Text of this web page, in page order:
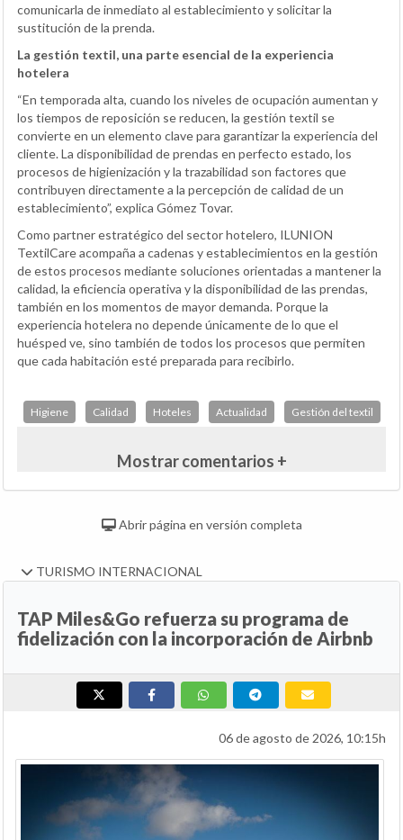
comunicarla de inmediato al establecimiento y solicitar la
sustitución de la prenda.
La gestión textil, una parte esencial de la experiencia
hotelera
“En temporada alta, cuando los niveles de ocupación aumentan y
los tiempos de reposición se reducen, la gestión textil se
convierte en un elemento clave para garantizar la experiencia del
cliente. La disponibilidad de prendas en perfecto estado, los
procesos de higienización y la trazabilidad son factores que
contribuyen directamente a la percepción de calidad de un
establecimiento”, explica Gómez Tovar.
Como partner estratégico del sector hotelero, ILUNION
TextilCare acompaña a cadenas y establecimientos en la gestión
de estos procesos mediante soluciones orientadas a mantener la
calidad, la eficiencia operativa y la disponibilidad de las prendas,
también en los momentos de mayor demanda. Porque la
experiencia hotelera no depende únicamente de lo que el
huésped ve, sino también de todos los procesos que permiten
que cada habitación esté preparada para recibirlo.
Higiene Calidad Hoteles Actualidad Gestión del textil
Mostrar comentarios +
Abrir página en versión completa
TURISMO INTERNACIONAL
TAP Miles&Go refuerza su programa de
fidelización con la incorporación de Airbnb
06 de agosto de 2026, 10:15h